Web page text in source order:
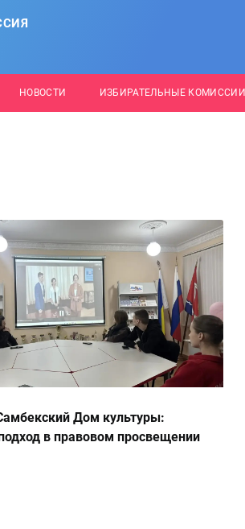
НОВОСТИ ИЗБИРАТЕЛЬНЫЕ КОМИССИИ
Дом культуры:
в правовом просвещении